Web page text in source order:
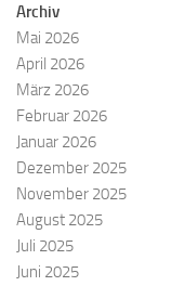
Archiv
Mai 2026
April 2026
März 2026
Februar 2026
Januar 2026
Dezember 2025
November 2025
August 2025
Juli 2025
Juni 2025